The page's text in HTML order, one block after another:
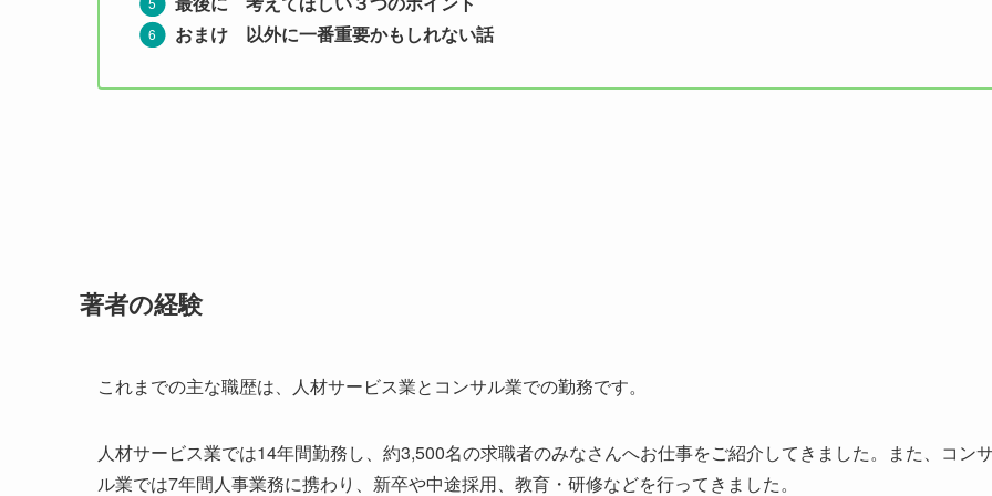
おまけ 以外に一番重要かもしれない話
著者の経験
これまでの主な職歴は、人材サービス業とコンサル業での勤務です。
人材サービス業では14年間勤務し、約3,500名の求職者のみなさんへお仕事をご紹介してきました。また、コン
ル業では7年間人事業務に携わり、新卒や中途採用、教育・研修などを行ってきました。